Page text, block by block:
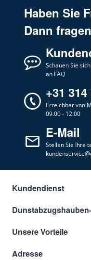
Haben Sie
Dann
Schauen Sie
an FAQ
+31
Erreichbar von
09.00 - 12.00
E-Mail
Stellen Sie Ihre
Kundendienst
Unsere Vorteile
Adresse